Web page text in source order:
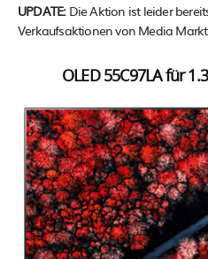
UPDATE:Die Aktion ist leider
Verkaufsaktionen von Media
OLED 55C97LA für